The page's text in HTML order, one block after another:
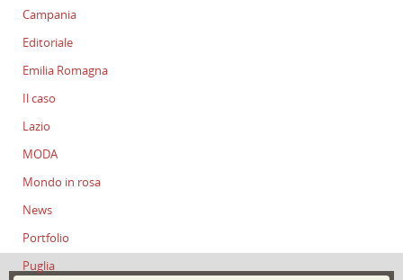
Campania
Editoriale
Emilia Romagna
Il caso
Lazio
MODA
Mondo in rosa
News
Portfolio
Puglia